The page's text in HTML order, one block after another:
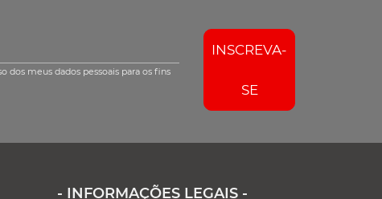
dos meus dados pessoais para os fins
INSCREVA-
SE
- INFORMAÇÕES LEGAIS -